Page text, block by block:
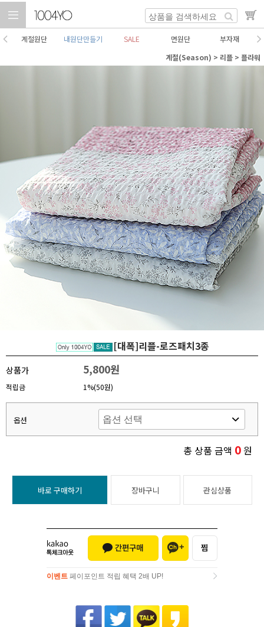
계절원단 내원단만들기 SALE 면원단
부자재
계절(Season) > 리플 > 플라워
[대폭]리플-로즈패치3종
상품가 5,800원
적립금 1%(50원)
옵션
총 상품 금액 0원
바로 구매하기 장바구니 관심상품
이벤트 페이포인트 적립 혜택 2배 UP!